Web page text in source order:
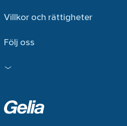
Villkor och rättigheter
Följ oss